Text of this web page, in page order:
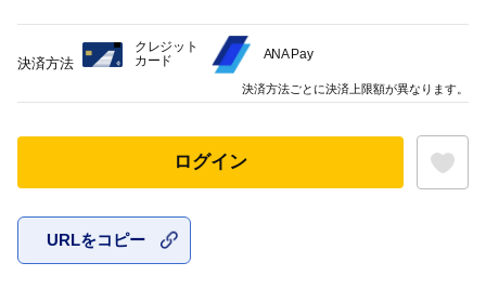
ログイン
URLをコピー
決済方法
クレジット
カード
ANA Pay
決済方法ごとに決済上限額が異なります。